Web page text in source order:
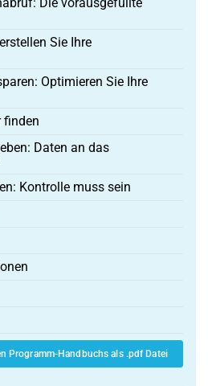
Sie Ihre
Optimieren Sie Ihre
finden
Daten an das
Kontrolle muss sein
Programm-Handbuchs als .pdf Datei